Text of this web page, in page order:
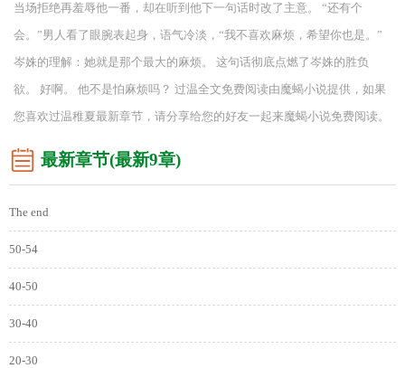
当场拒绝再羞辱他一番，却在听到他下一句话时改了主意。 “还有个
会。”男人看了眼腕表起身，语气冷淡，“我不喜欢麻烦，希望你也是。”
岑姝的理解：她就是那个最大的麻烦。 这句话彻底点燃了岑姝的胜负
欲。 好啊。 他不是怕麻烦吗？ 过温全文免费阅读由魔蝎小说提供，如果
您喜欢过温稚夏最新章节，请分享给您的好友一起来魔蝎小说免费阅读。
最新章节(最新9章)
The end
50-54
40-50
30-40
20-30